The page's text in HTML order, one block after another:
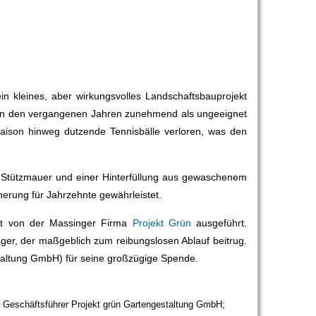
kleines, aber wirkungsvolles Landschaftsbauprojekt
den vergangenen Jahren zunehmend als ungeeignet
hinweg dutzende Tennisbälle verloren, was den
und einer Hinterfüllung aus gewaschenem
für Jahrzehnte gewährleistet.
von der Massinger Firma Projekt Grün ausgeführt.
der maßgeblich zum reibungslosen Ablauf beitrug.
GmbH) für seine großzügige Spende.
Projekt grün Gartengestaltung GmbH;